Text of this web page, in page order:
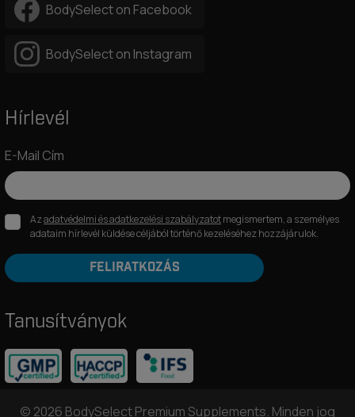
BodySelect on Facebook
BodySelect on Instagram
Hírlevél
E-Mail Cím
Azadatvédelmi és adatkezelési szabályzatotmegismertem, a személyes
adataim hírlevél küldése céljából történő kezeléséhez hozzájárulok.
FELIRATKOZÁS
Tanusítványok
© 2026 BodySelect Premium Supplements. Minden jog